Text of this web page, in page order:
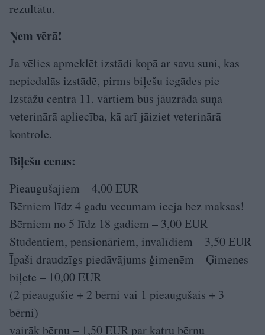
rezultātu.
Ņem vērā!
Ja vēlies apmeklēt izstādi kopā ar savu suni, kas
nepiedalās izstādē, pirms biļešu iegādes pie
Izstāžu centra 11. vārtiem būs jāuzrāda suņa
veterinārā apliecība, kā arī jāiziet veterinārā
kontrole.
Biļešu cenas:
Pieaugušajiem – 4,00 EUR
Bērniem līdz 4 gadu vecumam ieeja bez maksas!
Bērniem no 5 līdz 18 gadiem – 3,00 EUR
Studentiem, pensionāriem, invalīdiem – 3,50 EUR
Īpaši draudzīgs piedāvājums ģimenēm – Ģimenes
biļete – 10,00 EUR
(2 pieaugušie + 2 bērni vai 1 pieaugušais + 3
bērni)
vairāk bērnu – 1,50 EUR par katru bērnu